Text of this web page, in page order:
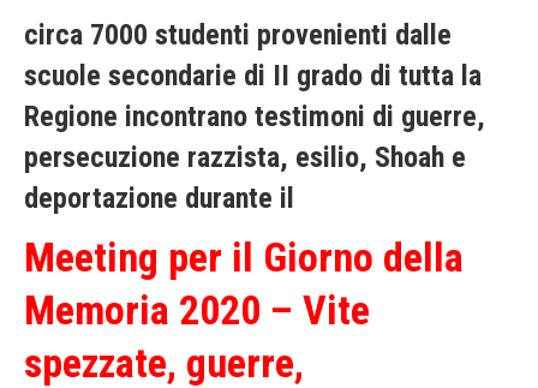
circa 7000 studenti provenienti dalle
scuole secondarie di II grado di tutta la
Regione incontrano testimoni di guerre,
persecuzione razzista, esilio, Shoah e
deportazione durante il
Meeting per il Giorno della
Memoria 2020 – Vite
spezzate, guerre,